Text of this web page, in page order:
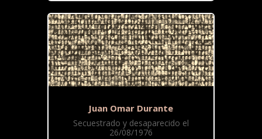
Juan Omar Durante
Secuestrado y desaparecido el
26/08/1976